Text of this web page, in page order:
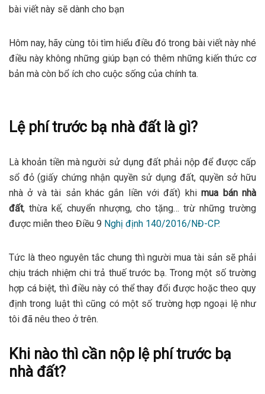
bài viết này sẽ dành cho bạn
Hôm nay, hãy cùng tôi tìm hiểu điều đó trong bài viết này nhé
điều này không những giúp bạn có thêm những kiến thức cơ
bản mà còn bổ ích cho cuộc sống của chính ta.
Lệ phí trước bạ nhà đất là gì?
Là khoản tiền mà người sử dụng đất phải nộp để được cấp
sổ đỏ (giấy chứng nhận quyền sử dụng đất, quyền sở hữu
nhà ở và tài sản khác gắn liền với đất) khimua bán nhà
đất, thừa kế, chuyển nhượng, cho tặng… trừ những trường
được miễn theo Điều 9 Nghị định 140/2016/NĐ-CP.
Tức là theo nguyên tắc chung thì người mua tài sản sẽ phải
chịu trách nhiệm chi trả thuế trước bạ. Trong một số trường
hợp cá biệt, thì điều này có thể thay đổi được hoặc theo quy
định trong luật thì cũng có một số trường hợp ngoại lệ như
tôi đã nêu theo ở trên.
Khi nào thì cần nộp lệ phí trước bạ
nhà đất?